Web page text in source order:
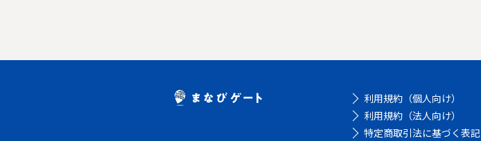
利用規約（個人向け）
利用規約（法人向け）
特定商取引法に基づく表記